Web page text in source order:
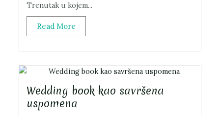
Trenutak u kojem...
Read More
Wedding book kao savršena
uspomena